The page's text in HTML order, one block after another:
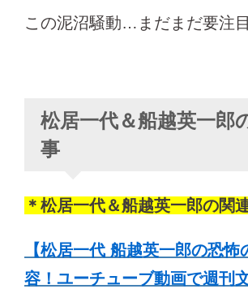
この泥沼騒動…まだまだ要注
松居一代＆船越英一郎
事
＊松居一代＆船越英一郎の関
【松居一代 船越英一郎の恐怖
容！ユーチューブ動画で週刊